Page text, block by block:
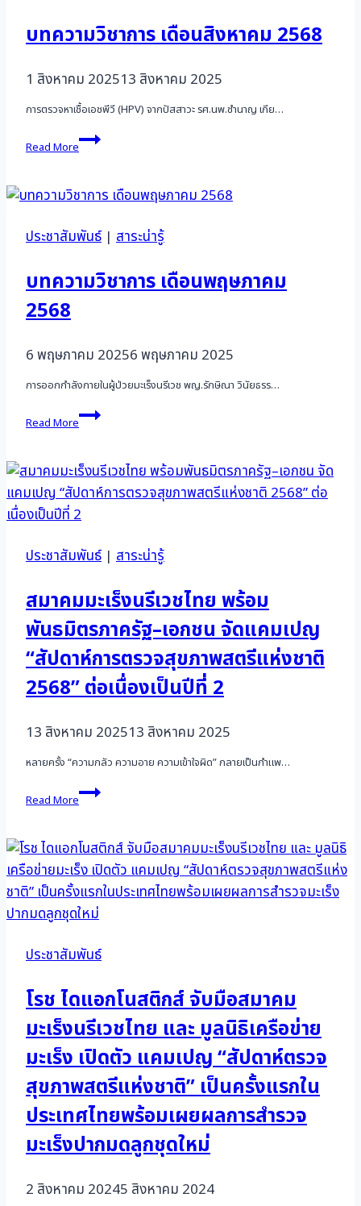
2025”
บทความวิชาการ เดือนสิงหาคม 2568
1 สิงหาคม 202513 สิงหาคม 2025
การตรวจหาเชื้อเอชพีวี (HPV) จากปัสสาวะ รศ.นพ.ชำนาญ เกีย…
Read More
บทความ
วิชาการ
2568
ประชาสัมพันธ์| สาระน่ารู้
บทความวิชาการ เดือนพฤษภาคม
2568
6 พฤษภาคม 20256 พฤษภาคม 2025
การออกกำลังกายในผู้ป่วยมะเร็งนรีเวช พญ.รักษิณา วินัยธรร…
Read More
บทความ
วิชาการ
พฤษภาคม
2568
ประชาสัมพันธ์| สาระน่ารู้
สมาคมมะเร็งนรีเวชไทย พร้อม
พันธมิตรภาครัฐ–เอกชน จัดแคมเปญ
“สัปดาห์การตรวจสุขภาพสตรีแห่งชาติ
2568” ต่อเนื่องเป็นปีที่ 2
13 สิงหาคม 202513 สิงหาคม 2025
หลายครั้ง “ความกลัว ความอาย ความเข้าใจผิด” กลายเป็นกำแพ…
Read More
สมาคม
มะเร็ง
ไทย
พร้อม
พันธมิตร
ภาค
รัฐ–
เอกชน
แคมเปญ
“สัปดาห์
ตรวจ
สุขภาพ
สตรี
แห่ง
ชาติ
2568”
ต่อ
เนื่อง
เป็น
ปี
ที่
ประชาสัมพันธ์
โรช ไดแอกโนสติกส์ จับมือสมาคม
มะเร็งนรีเวชไทย และ มูลนิธิเครือข่าย
มะเร็ง เปิดตัว แคมเปญ “สัปดาห์ตรวจ
สุขภาพสตรีแห่งชาติ” เป็นครั้งแรกใน
ประเทศไทยพร้อมเผยผลการสำรวจ
มะเร็งปากมดลูกชุดใหม่
2 สิงหาคม 20245 สิงหาคม 2024